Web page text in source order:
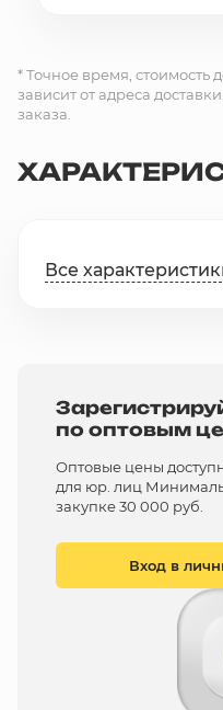
* Точное время, стоимость
зависит от адреса
заказа.
Все
по оптовым
Оптовые цены
для юр. лиц
закупке 30 000 руб.
Вход в